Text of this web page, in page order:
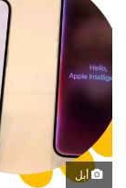
أبل